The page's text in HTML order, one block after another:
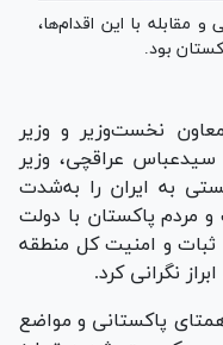
مقابله با این اقدام‌ها،
بود.
نخست‌وزیر و وزیر
عراقچی، وزیر
به ایران را به‌شدت
مردم پاکستان با دولت
ثبات و امنیت کل منطقه
نگرانی کرد.
پاکستانی و مواضع